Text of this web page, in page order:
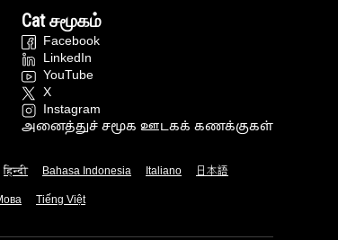
Cat சமூகம்
Facebook
LinkedIn
YouTube
X
Instagram
அனைத்துச் சமூக ஊடகக் கணக்குகள்
हिन्दी Bahasa Indonesia Italiano 日本語
Tiếng Việt